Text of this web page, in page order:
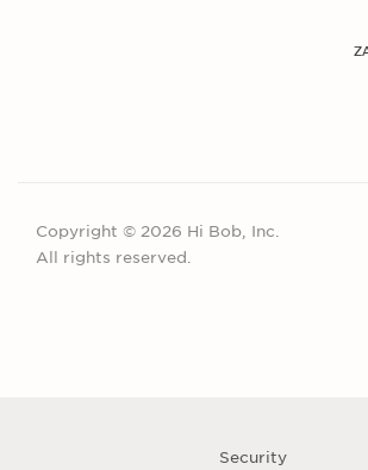
Copyright © 2026 Hi Bob, Inc.
All rights reserved.
Security